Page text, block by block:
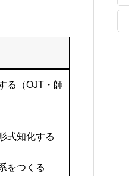
る（OJT・師
式知化する
をつくる